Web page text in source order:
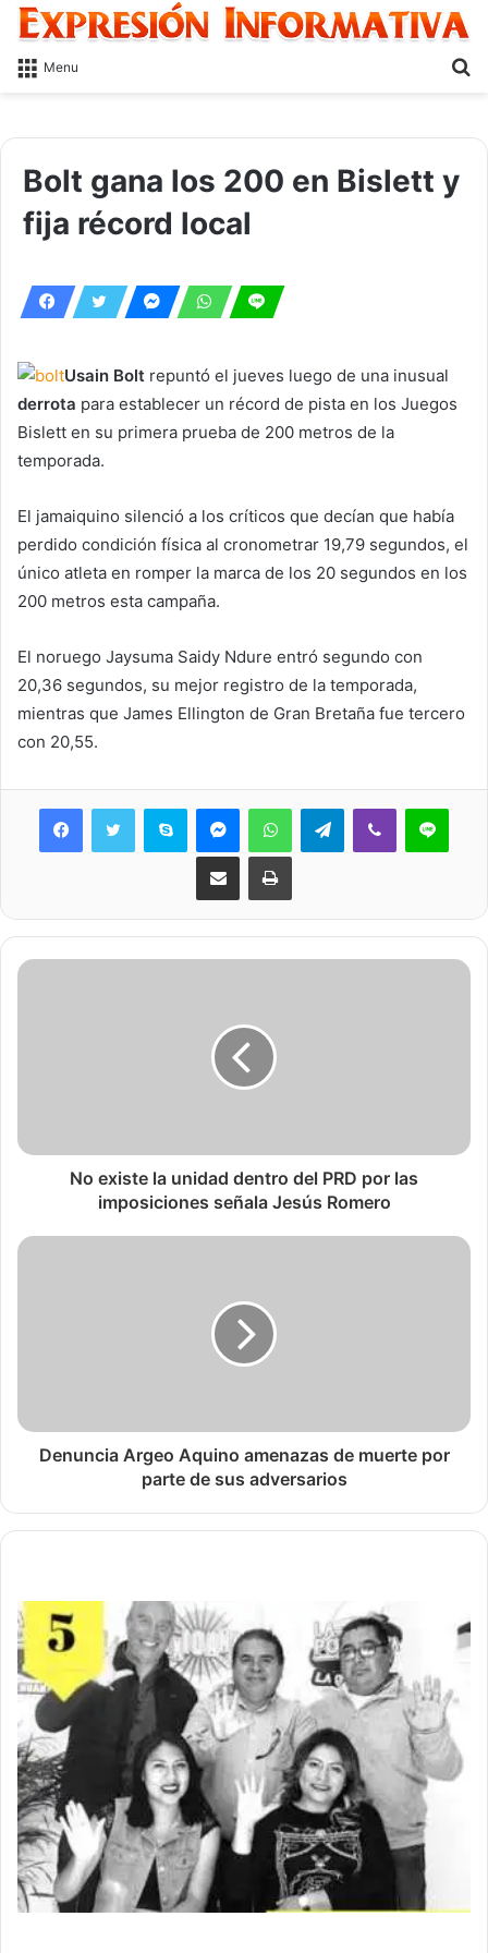
Menu
Bolt gana los 200 en Bislett y
fija récord local
Usain Bolt repuntó el jueves luego de una inusual
derrota para establecer un récord de pista en los Juegos
Bislett en su primera prueba de 200 metros de la
temporada.
El jamaiquino silenció a los críticos que decían que había
perdido condición física al cronometrar 19,79 segundos, el
único atleta en romper la marca de los 20 segundos en los
200 metros esta campaña.
El noruego Jaysuma Saidy Ndure entró segundo con
20,36 segundos, su mejor registro de la temporada,
mientras que James Ellington de Gran Bretaña fue tercero
con 20,55.
Skype MessengerWhatsAppTelegramViber Line
Share via Email Print
No existe la unidad dentro del PRD por las
imposiciones señala Jesús Romero
Denuncia Argeo Aquino amenazas de muerte por
parte de sus adversarios